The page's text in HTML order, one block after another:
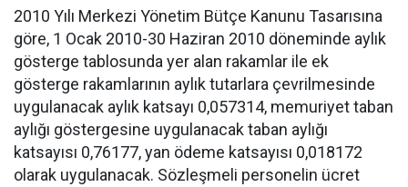
2010 Yılı Merkezi Yönetim Bütçe Kanunu Tasarısına
göre, 1 Ocak 2010-30 Haziran 2010 döneminde aylık
gösterge tablosunda yer alan rakamlar ile ek
gösterge rakamlarının aylık tutarlara çevrilmesinde
uygulanacak aylık katsayı 0,057314, memuriyet taban
aylığı göstergesine uygulanacak taban aylığı
katsayısı 0,76177, yan ödeme katsayısı 0,018172
olarak uygulanacak. Sözleşmeli personelin ücret